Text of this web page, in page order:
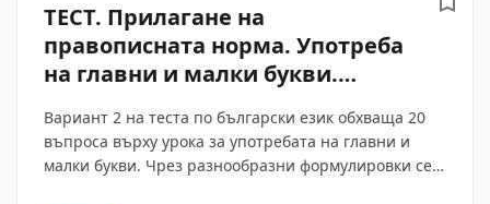
ТЕСТ. Прилагане на
правописната норма. Употреба
на главни и малки букви.
(Вариант 2)
Вариант 2 на теста по български език обхваща 20
въпроса върху урока за употребата на главни и
малки букви. Чрез разнообразни формулировки се